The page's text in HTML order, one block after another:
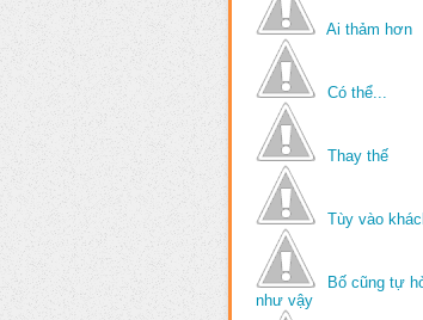
Ai thảm hơn
Có thể...
Thay thế
Tùy vào
Bố cũng tự
như vậy